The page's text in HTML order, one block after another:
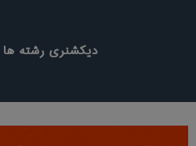
دیکشنری رشته ها